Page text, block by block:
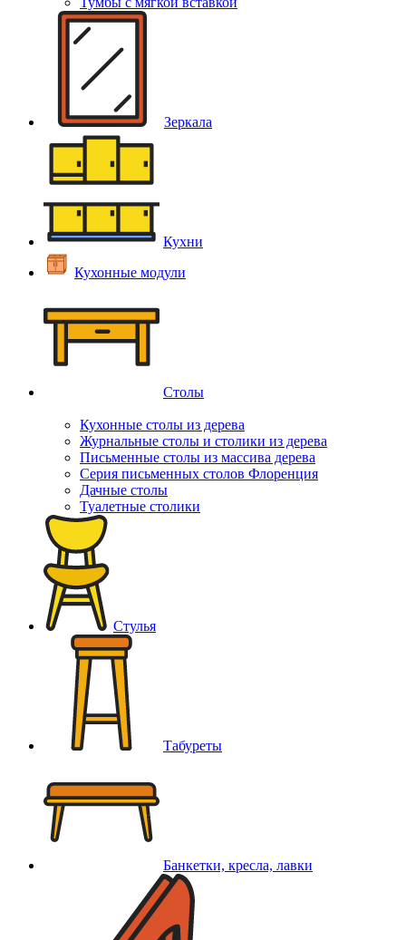
Зеркала
Кухни
Кухонные модули
Столы
Кухонные столы из дерева
Журнальные столы и столики из дерева
Письменные столы из массива дерева
Серия письменных столов Флоренция
Дачные столы
Туалетные столики
Стулья
Табуреты
Банкетки, кресла, лавки